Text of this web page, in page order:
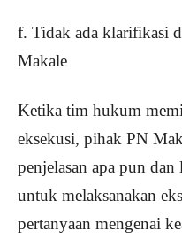
f. Tidak ada klarifikasi
Makale
Ketika tim hukum
eksekusi, pihak PN
penjelasan apa pun
untuk melaksanakan
pertanyaan mengenai